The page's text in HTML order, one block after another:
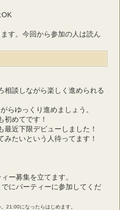
OK
す。今回から参加の人は読ん
相談しながら楽しく進められる
らゆっくり進めましょう。
初めてです！
最近下限デビューしました！
みたいという人待ってます！
ー募集を立てます。
にパーティーに参加してくだ
21:00になったらはじめます。